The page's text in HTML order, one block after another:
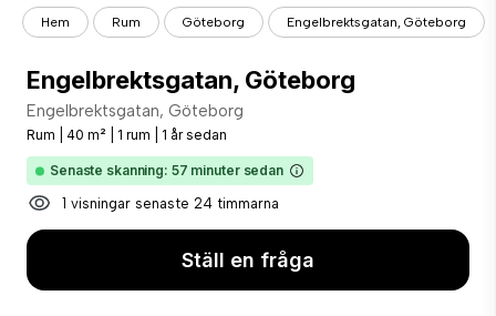
Hem Rum Göteborg Engelbrektsgatan, Göteborg
Engelbrektsgatan, Göteborg
Engelbrektsgatan, Göteborg
Rum 40 m² 1 rum 1 år sedan
Senaste skanning: 57 minuter sedan
1 visningar senaste 24 timmarna
Ställ en fråga